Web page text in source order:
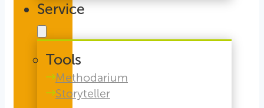
Service
Tools
Methodarium
Storyteller